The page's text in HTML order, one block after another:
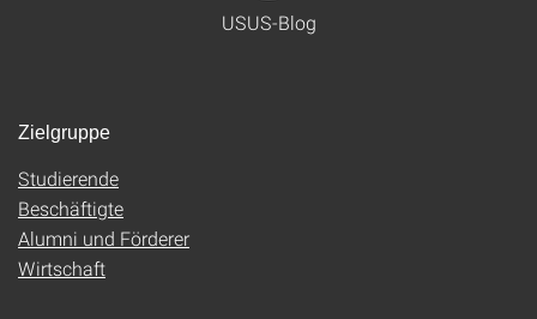
USUS-Blog
Zielgruppe
Studierende
Beschäftigte
Alumni und Förderer
Wirtschaft